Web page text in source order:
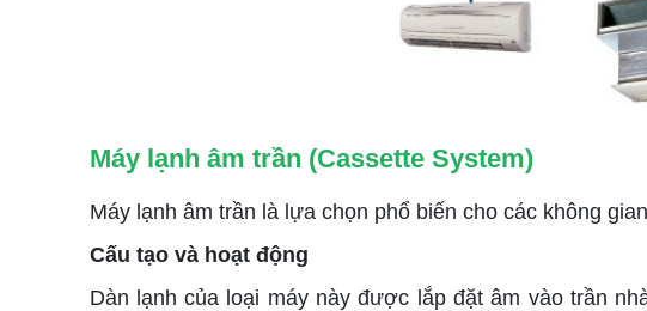
Máy lạnh âm trần (Cassette System)
Máy lạnh âm trần là lựa chọn phổ biến cho các không
Cấu tạo và hoạt động
Dàn lạnh của loại máy này được lắp đặt âm vào trần